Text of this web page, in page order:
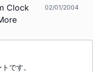
Clock
02/01/2004
です。